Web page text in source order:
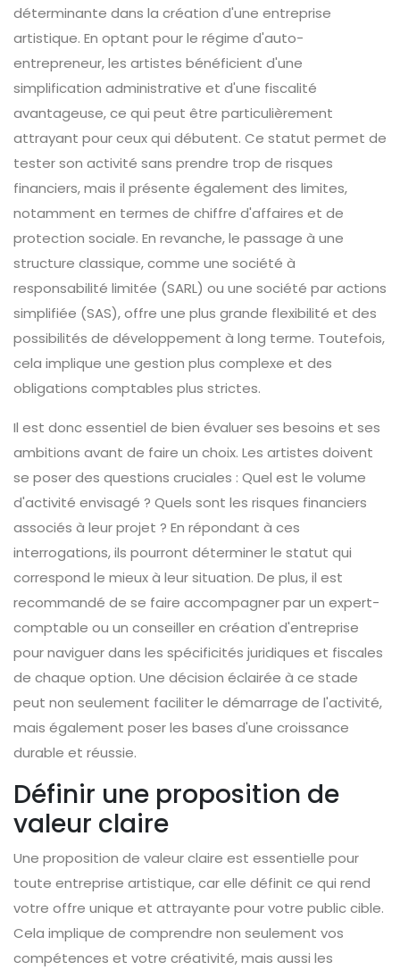
déterminante dans la création d'une entreprise
artistique. En optant pour le régime d'auto-
entrepreneur, les artistes bénéficient d'une
simplification administrative et d'une fiscalité
avantageuse, ce qui peut être particulièrement
attrayant pour ceux qui débutent. Ce statut permet de
tester son activité sans prendre trop de risques
financiers, mais il présente également des limites,
notamment en termes de chiffre d'affaires et de
protection sociale. En revanche, le passage à une
structure classique, comme une société à
responsabilité limitée (SARL) ou une société par actions
simplifiée (SAS), offre une plus grande flexibilité et des
possibilités de développement à long terme. Toutefois,
cela implique une gestion plus complexe et des
obligations comptables plus strictes.
Il est donc essentiel de bien évaluer ses besoins et ses
ambitions avant de faire un choix. Les artistes doivent
se poser des questions cruciales : Quel est le volume
d'activité envisagé ? Quels sont les risques financiers
associés à leur projet ? En répondant à ces
interrogations, ils pourront déterminer le statut qui
correspond le mieux à leur situation. De plus, il est
recommandé de se faire accompagner par un expert-
comptable ou un conseiller en création d'entreprise
pour naviguer dans les spécificités juridiques et fiscales
de chaque option. Une décision éclairée à ce stade
peut non seulement faciliter le démarrage de l'activité,
mais également poser les bases d'une croissance
durable et réussie.
Définir une proposition de
valeur claire
Une proposition de valeur claire est essentielle pour
toute entreprise artistique, car elle définit ce qui rend
votre offre unique et attrayante pour votre public cible.
Cela implique de comprendre non seulement vos
compétences et votre créativité, mais aussi les